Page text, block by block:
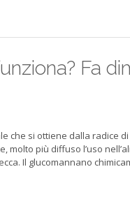
Fa
che si ottiene dalla radice
molto più diffuso l’uso
Il glucomannano